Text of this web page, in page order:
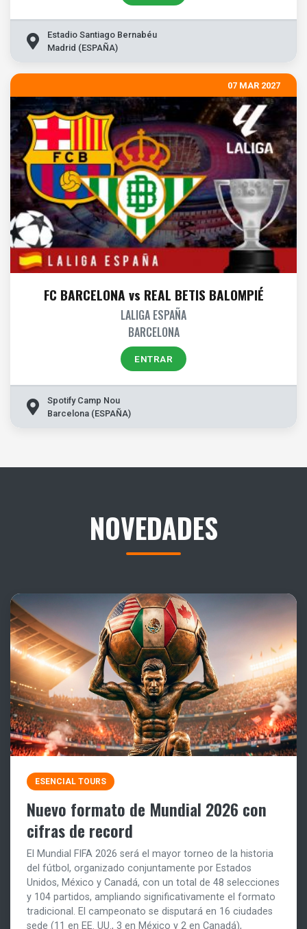
Estadio Santiago Bernabéu
Madrid (ESPAÑA)
07 MAR 2027
FC BARCELONA vs REAL BETIS BALOMPIÉ
LALIGA ESPAÑA
BARCELONA
ENTRAR
Spotify Camp Nou
Barcelona (ESPAÑA)
NOVEDADES
ESENCIAL TOURS
Nuevo formato de Mundial 2026 con
cifras de record
El Mundial FIFA 2026 será el mayor torneo de la historia
del fútbol, organizado conjuntamente por Estados
Unidos, México y Canadá, con un total de 48 selecciones
y 104 partidos, ampliando significativamente el formato
tradicional. El campeonato se disputará en 16 ciudades
sede (11 en EE. UU., 3 en México y 2 en Canadá),